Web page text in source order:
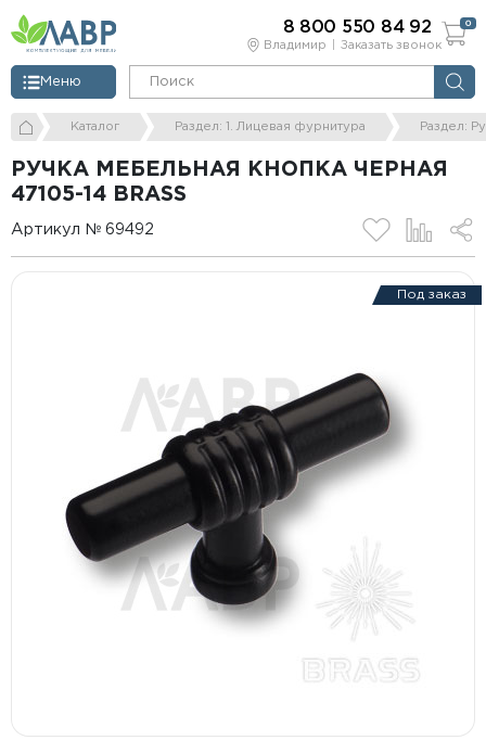
Владимир Заказать звонок
Меню
8 800 550 84 92 0
Каталог Раздел: 1. Лицевая фурнитура Раздел:
РУЧКА МЕБЕЛЬНАЯ КНОПКА ЧЕРНАЯ
47105-14 BRASS
Артикул № 69492
Под заказ